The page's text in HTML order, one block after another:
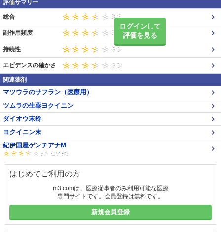
評価サマリー
ログインして
評価を見る
総合
副作用頻度
持続性
エビデンスの確かさ
関連薬剤
マツウラのサフラン（医療用）
ツムラの生薬ヨクイニン
ダイオウ末鈴
ヨクイニン末
紀伊国屋ゲンチアナM
はじめてご利用の方
m3.comは、医療従事者のみ利用可能な医療
専門サイトです。会員登録は無料です。
新規会員登録